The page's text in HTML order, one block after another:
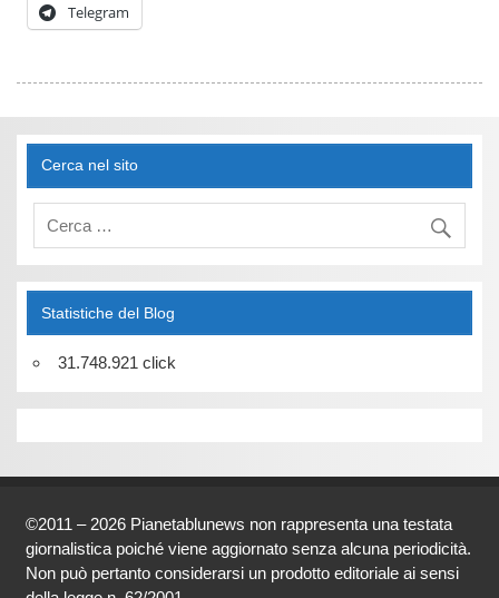
Telegram
Cerca nel sito
Statistiche del Blog
31.748.921 click
©2011 – 2026 Pianetablunews non rappresenta una testata
giornalistica poiché viene aggiornato senza alcuna periodicità.
Non può pertanto considerarsi un prodotto editoriale ai sensi